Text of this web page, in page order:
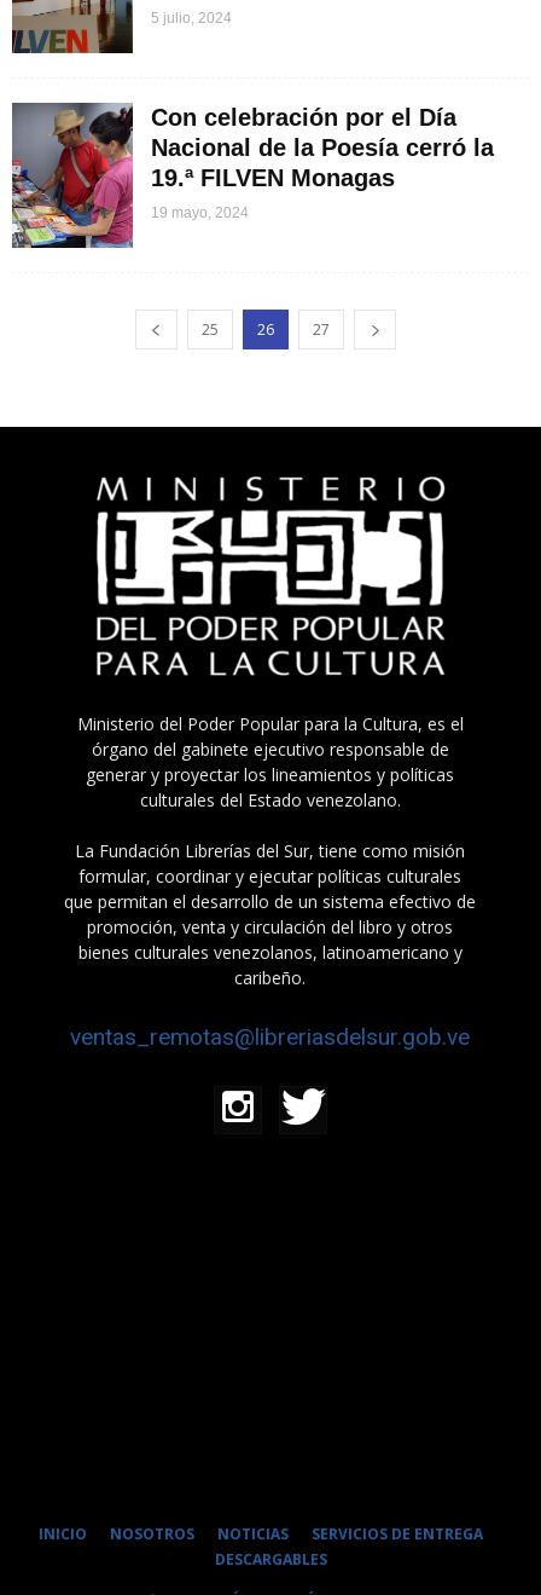
5 julio, 2024
Con celebración por el Día
Nacional de la Poesía cerró la
19.ª FILVEN Monagas
19 mayo, 2024
25 26 27
Ministerio del Poder Popular para la Cultura, es el
órgano del gabinete ejecutivo responsable de
generar y proyectar los lineamientos y políticas
culturales del Estado venezolano.
La Fundación Librerías del Sur, tiene como misión
formular, coordinar y ejecutar políticas culturales
que permitan el desarrollo de un sistema efectivo de
promoción, venta y circulación del libro y otros
bienes culturales venezolanos, latinoamericano y
caribeño.
ventas_remotas@libreriasdelsur.gob.ve
INICIO NOSOTROS NOTICIAS
SERVICIOS DE ENTREGA
DESCARGABLES